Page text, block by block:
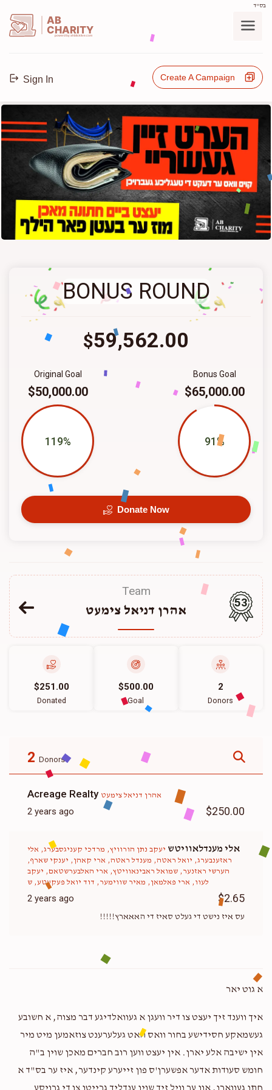
בס"ד
AB
CHARITY
powerd by ahblicklive.com
Sign In Create A Campaign
BONUS ROUND
$59,562.00
Bonus Goal
$65,000.00
91%
Original Goal
$50,000.00
119%
Donate Now
Team
אהרן דניאל צימעט
53
$251.00
Donated
$500.00
Goal
2
Donors
2 Donors
Acreage Realty אהרן דניאל צימעט
2 years ago $250.00
אלי מענדלאוויטש יעקב נתן הורוויץ, מרדכי קעניגסבערג, אלי
ראזענבערג, יואל ראטה, מענדל ראטה, ארי קאהן, יענקי שארף,
הערשי ראזנער, שמואל ראבינאוויטץ, ארי האלבערשטאם, יעקב
לעוו, ארי פאלמאן, מאיר שווימער, דוד יואל פעקעטע, ש
2 years ago $2.65
עס איז נישט די געלט סאיז די האאארץ!!!!!
א גוט יאר
איך ווענד זיך יעצט צו דיר וועגן א געוואלדיגע דבר מצוה, א חשובע
געשמאקע חסידישע בחור וואס האט געלערענט צוזאמען מיט מיר
אין ישיבה אלע יארן. אין יעצט ווען רוב חברים מאכן שוין ב"ה
חומש סעודות אדער אפשערן'ס פון זייערע קינדער, איז ער בס"ד א